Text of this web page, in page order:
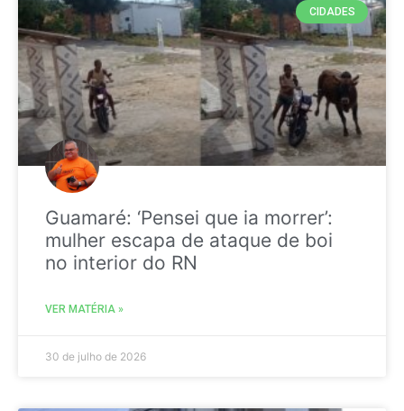
CIDADES
Guamaré: ‘Pensei que ia morrer’:
mulher escapa de ataque de boi
no interior do RN
VER MATÉRIA »
30 de julho de 2026